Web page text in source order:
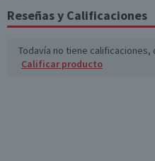
(g)
Fibra (g)
Reseñas y Calificaciones
Todavía no tiene calificaciones,
Calificar producto